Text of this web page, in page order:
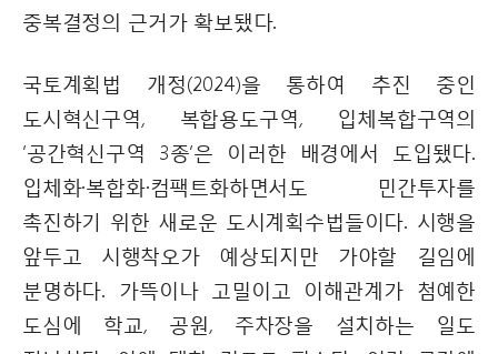
중복결정의 근거가 확보됐다.
국토계획법 개정(2024)을 통하여 추진 중인
도시혁신구역, 복합용도구역, 입체복합구역의
‘공간혁신구역 3종’은 이러한 배경에서 도입됐다.
입체화·복합화·컴팩트화하면서도 민간투자를
촉진하기 위한 새로운 도시계획수법들이다. 시행을
앞두고 시행착오가 예상되지만 가야할 길임에
분명하다. 가뜩이나 고밀이고 이해관계가 첨예한
도심에 학교, 공원, 주차장을 설치하는 일도